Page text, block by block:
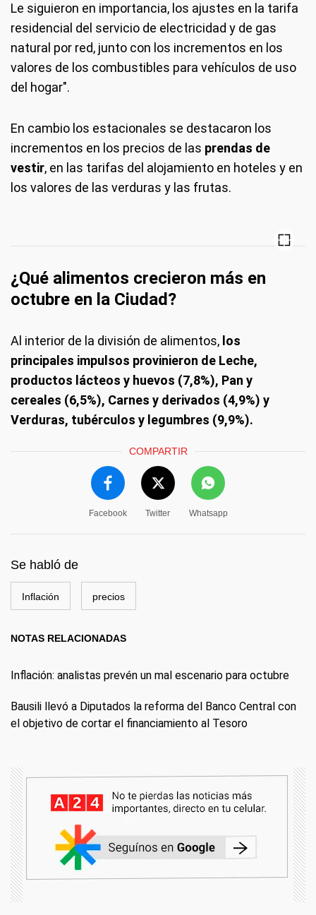
Le siguieron en importancia, los ajustes en la tarifa
residencial del servicio de electricidad y de gas
natural por red, junto con los incrementos en los
valores de los combustibles para vehículos de uso
del hogar".
En cambio los estacionales se destacaron los
incrementos en los precios de las prendas de
vestir, en las tarifas del alojamiento en hoteles y en
los valores de las verduras y las frutas.
¿Qué alimentos crecieron más en
octubre en la Ciudad?
Al interior de la división de alimentos, los
principales impulsos provinieron de Leche,
productos lácteos y huevos (7,8%), Pan y
cereales (6,5%), Carnes y derivados (4,9%) y
Verduras, tubérculos y legumbres (9,9%).
COMPARTIR
Facebook Twitter Whatsapp
Se habló de
Inflación precios
NOTAS RELACIONADAS
Inflación: analistas prevén un mal escenario para octubre
Bausili llevó a Diputados la reforma del Banco Central con
el objetivo de cortar el financiamiento al Tesoro